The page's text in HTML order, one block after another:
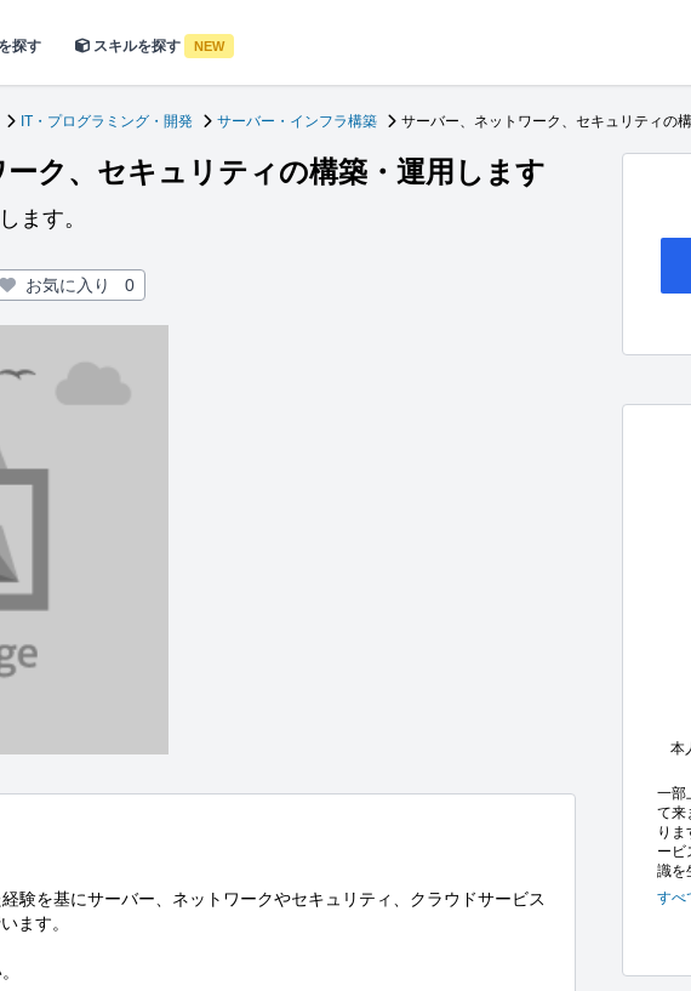
探す スキルを探す NEW
IT・プログラミング・開発 サーバー・インフラ構築 サーバー、ネットワーク、セキュリティの
ク、セキュリティの構築・運用します
ます。
お気に入り 0
験を基にサーバー、ネットワークやセキュリティ、クラウドサービス
ます。
本
一部
て来
り
ービ
識を
すべ